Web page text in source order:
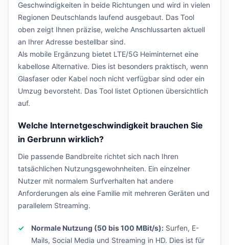
Geschwindigkeiten in beide Richtungen und wird in vielen
Regionen Deutschlands laufend ausgebaut. Das Tool
oben zeigt Ihnen präzise, welche Anschlussarten aktuell
an Ihrer Adresse bestellbar sind.
Als mobile Ergänzung bietet LTE/5G Heiminternet eine
kabellose Alternative. Dies ist besonders praktisch, wenn
Glasfaser oder Kabel noch nicht verfügbar sind oder ein
Umzug bevorsteht. Das Tool listet Optionen übersichtlich
auf.
Welche Internetgeschwindigkeit brauchen Sie
in Gerbrunn wirklich?
Die passende Bandbreite richtet sich nach Ihren
tatsächlichen Nutzungsgewohnheiten. Ein einzelner
Nutzer mit normalem Surfverhalten hat andere
Anforderungen als eine Familie mit mehreren Geräten und
parallelem Streaming.
Normale Nutzung (50 bis 100 MBit/s): Surfen, E-
Mails, Social Media und Streaming in HD. Dies ist für